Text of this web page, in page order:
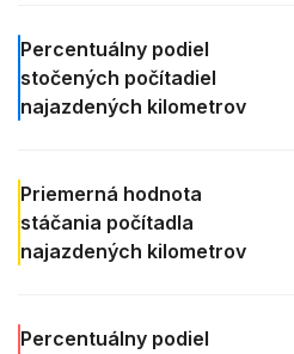
Percentuálny podiel
stočených počítadiel
najazdených kilometrov
Priemerná hodnota
stáčania počítadla
najazdených kilometrov
Percentuálny podiel